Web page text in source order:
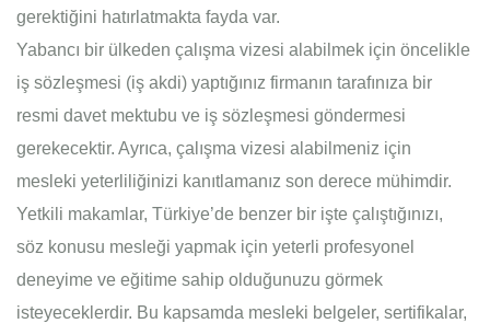
gerektiğini hatırlatmakta fayda var.
Yabancı bir ülkeden çalışma vizesi alabilmek için öncelikle
iş sözleşmesi (iş akdi) yaptığınız firmanın tarafınıza bir
resmi davet mektubu ve iş sözleşmesi göndermesi
gerekecektir. Ayrıca, çalışma vizesi alabilmeniz için
mesleki yeterliliğinizi kanıtlamanız son derece mühimdir.
Yetkili makamlar, Türkiye’de benzer bir işte çalıştığınızı,
söz konusu mesleği yapmak için yeterli profesyonel
deneyime ve eğitime sahip olduğunuzu görmek
isteyeceklerdir. Bu kapsamda mesleki belgeler, sertifikalar,